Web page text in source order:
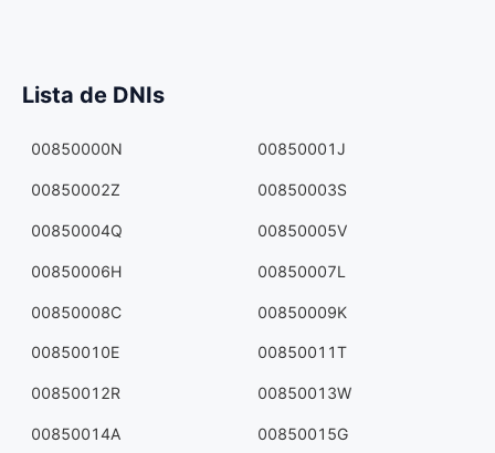
Lista de DNIs
00850000N 00850001J
00850002Z 00850003S
00850004Q 00850005V
00850006H 00850007L
00850008C 00850009K
00850010E 00850011T
00850012R 00850013W
00850014A 00850015G